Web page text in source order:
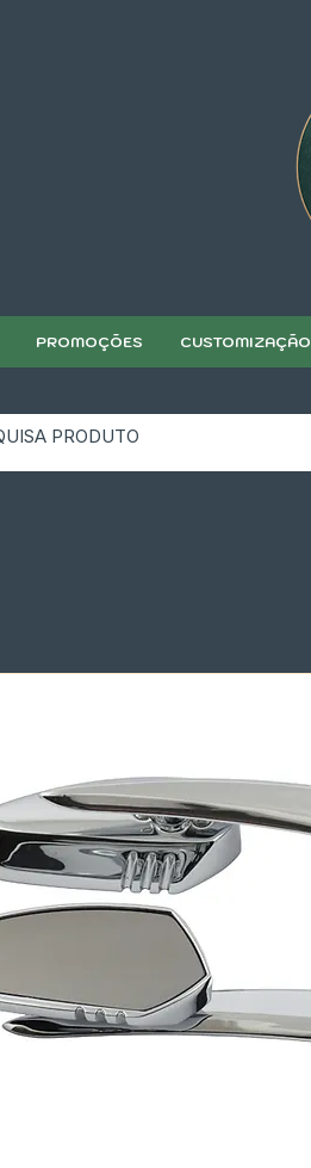
PROMOÇÕES CUSTOMIZAÇÃO